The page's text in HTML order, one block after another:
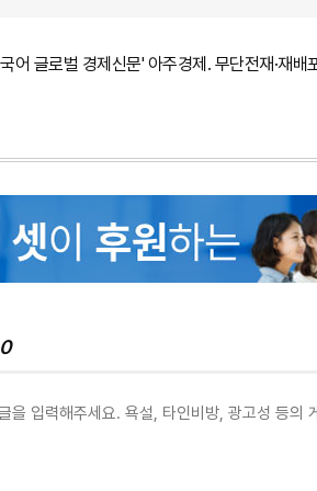
어 글로벌 경제신문' 아주경제. 무단전재·재배
0